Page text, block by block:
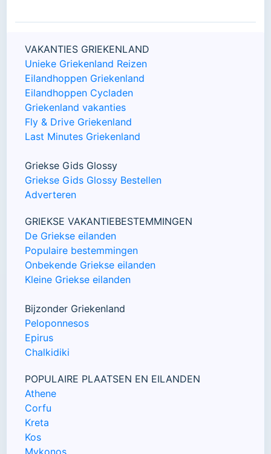
VAKANTIES GRIEKENLAND
Unieke Griekenland Reizen
Eilandhoppen Griekenland
Eilandhoppen Cycladen
Griekenland vakanties
Fly & Drive Griekenland
Last Minutes Griekenland
Griekse Gids Glossy
Griekse Gids Glossy Bestellen
Adverteren
GRIEKSE VAKANTIEBESTEMMINGEN
De Griekse eilanden
Populaire bestemmingen
Onbekende Griekse eilanden
Kleine Griekse eilanden
Bijzonder Griekenland
Peloponnesos
Epirus
Chalkidiki
POPULAIRE PLAATSEN EN EILANDEN
Athene
Corfu
Kreta
Kos
Mykonos